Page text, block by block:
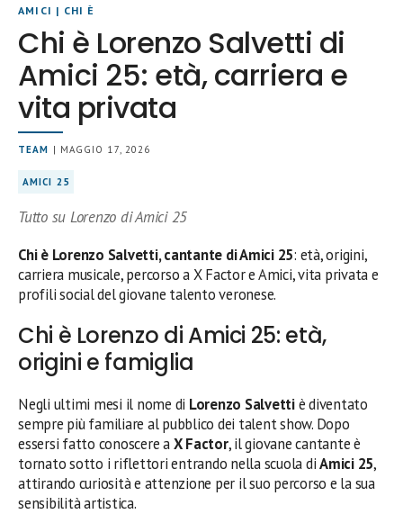
AMICI | CHI È
Chi è Lorenzo Salvetti di
Amici 25: età, carriera e
vita privata
TEAM | MAGGIO 17, 2026
AMICI 25
Tutto su Lorenzo di Amici 25
Chi è Lorenzo Salvetti, cantante di Amici 25: età, origini,
carriera musicale, percorso a X Factor e Amici, vita privata e
profili social del giovane talento veronese.
Chi è Lorenzo di Amici 25: età,
origini e famiglia
Negli ultimi mesi il nome di Lorenzo Salvettiè diventato
sempre più familiare al pubblico dei talent show. Dopo
essersi fatto conoscere aX Factor, il giovane cantante è
tornato sotto i riflettori entrando nella scuola diAmici 25,
attirando curiosità e attenzione per il suo percorso e la sua
sensibilità artistica.